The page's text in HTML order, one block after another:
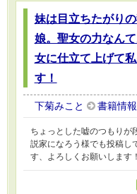
妹は目立ちたがり
娘。聖女の力なん
女に仕立て上げて
す！
下菊みこと 書籍情報
ちょっとした嘘のつもりが
説家になろう様でも投稿し
す、よろしくお願いします！